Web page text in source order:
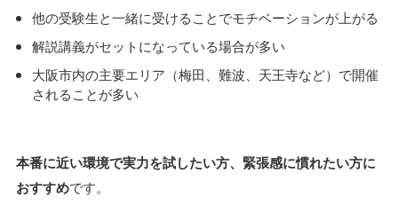
他の受験生と一緒に受けることでモチベーションが上がる
解説講義がセットになっている場合が多い
大阪市内の主要エリア（梅田、難波、天王寺など）で開催
されることが多い
本番に近い環境で実力を試したい方、緊張感に慣れたい方に
おすすめです。